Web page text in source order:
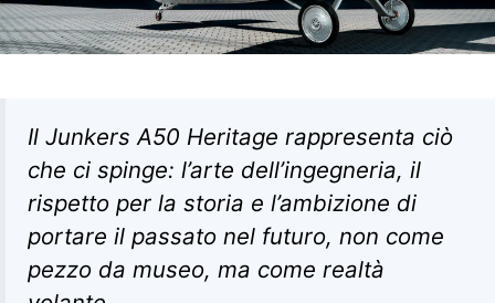
Il Junkers A50 Heritage rappresenta ciò
che ci spinge: l’arte dell’ingegneria, il
rispetto per la storia e l’ambizione di
portare il passato nel futuro, non come
pezzo da museo, ma come realtà